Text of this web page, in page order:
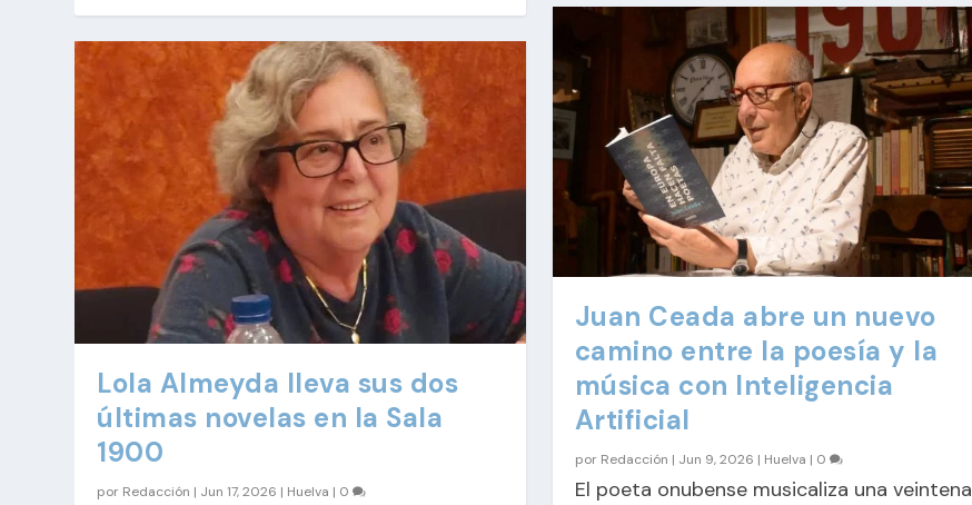
Lola Almeyda lleva sus dos
últimas novelas en la Sala
1900
por Redacción | Jun 17, 2026 | Huelva | 0
Juan Ceada abre un nuevo
camino entre la poesía y la
música con Inteligencia
Artificial
por Redacción | Jun 9, 2026 | Huelva | 0
El poeta onubense musicaliza una veintena